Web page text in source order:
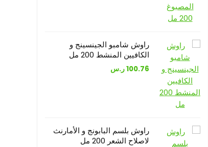
راوش شامبو الجينسينج و
الكافيين المنشط 200 مل
100.76ر.س
راوش بلسم البابونج و الأمارنث
لاصلاح الشعر 200 مل